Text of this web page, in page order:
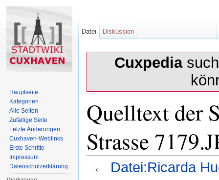
Cuxpedia
Quelltext der
Strasse
← Datei:Ricarda
Datei Diskussion
Hauptseite
Kategorien
Alle Seiten
Zufällige Seite
Letzte Änderungen
Cuxhaven-Weblinks
Erste Schritte
Impressum
Datenschutzerklärung